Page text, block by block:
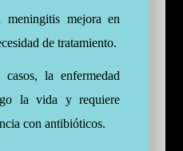
meningitis mejora en
de tratamiento.
la enfermedad
la vida y requiere
con antibióticos.